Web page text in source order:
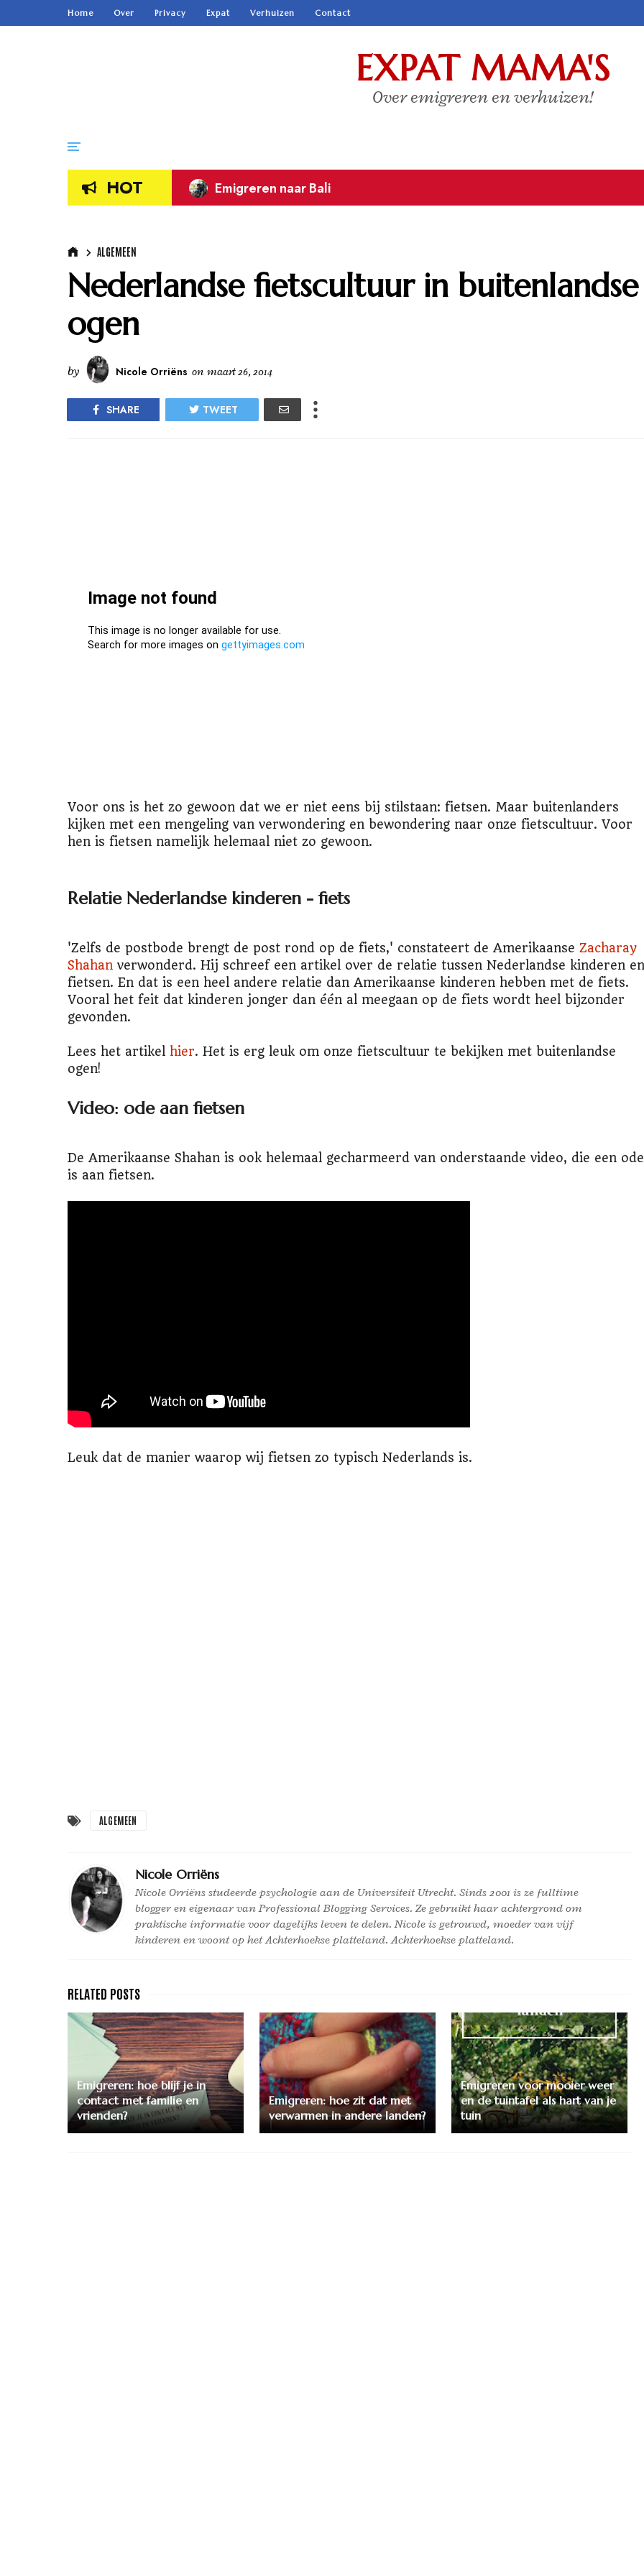
Home Over Privacy Expat Verhuizen Contact
EXPAT MAMA'S
Over emigreren en verhuizen!
HOT Emigreren naar Bali
ALGEMEEN
Nederlandse fietscultuur in buitenlandse
ogen
by Nicole Orriëns on maart 26, 2014
SHARE TWEET
Voor ons is het zo gewoon dat we er niet eens bij stilstaan: fietsen. Maar buitenlanders
kijken met een mengeling van verwondering en bewondering naar onze fietscultuur. Voor
hen is fietsen namelijk helemaal niet zo gewoon.
Relatie Nederlandse kinderen - fiets
'Zelfs de postbode brengt de post rond op de fiets,' constateert de Amerikaanse Zacharay
Shahan verwonderd. Hij schreef een artikel over de relatie tussen Nederlandse kinderen en
fietsen. En dat is een heel andere relatie dan Amerikaanse kinderen hebben met de fiets.
Vooral het feit dat kinderen jonger dan één al meegaan op de fiets wordt heel bijzonder
gevonden.
Lees het artikel hier. Het is erg leuk om onze fietscultuur te bekijken met buitenlandse
ogen!
Video: ode aan fietsen
De Amerikaanse Shahan is ook helemaal gecharmeerd van onderstaande video, die een ode
is aan fietsen.
Leuk dat de manier waarop wij fietsen zo typisch Nederlands is.
ALGEMEEN
Nicole Orriëns
Nicole Orriëns studeerde psychologie aan de Universiteit Utrecht. Sinds 2001 is ze fulltime
blogger en eigenaar van Professional Blogging Services. Ze gebruikt haar achtergrond om
praktische informatie voor dagelijks leven te delen. Nicole is getrouwd, moeder van vijf
kinderen en woont op het Achterhoekse platteland. Achterhoekse platteland.
Emigreren: hoe blijf je in
contact met familie en
vrienden?
Emigreren: hoe zit dat met
verwarmen in andere landen?
Emigreren voor mooier weer
en de tuintafel als hart van je
tuin